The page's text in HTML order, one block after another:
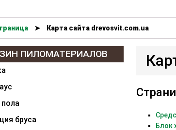
➤ Карта сайта drevosvit.com.ua
Блок
ПИЛОМАТЕРИАЛОВ
бруса